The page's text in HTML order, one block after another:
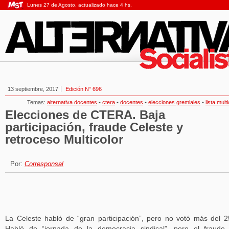
Lunes 27 de Agosto, actualizado hace 4 hs.
13 septiembre, 2017 Edición N° 696
Temas: alternativa docentes • ctera • docentes • elecciones gremiales • lista
Elecciones de CTERA. Baja
participación, fraude Celeste y
retroceso Multicolor
Por: Corresponsal
La Celeste habló de “gran participación”, pero no votó más del